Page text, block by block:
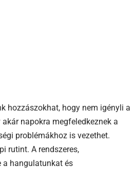
hozzászokhat, hogy nem igényli a
napokra megfeledkeznek a
problémákhoz is vezethet.
rutint. A rendszeres,
a hangulatunkat és